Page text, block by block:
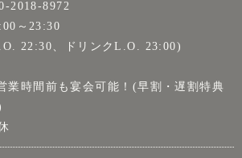
2018-8972
～23:30
22:30、ドリンクL.O. 23:00)
業時間前も宴会可能！(早割・遅割特典